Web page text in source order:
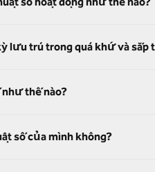
lưu trú trong quá khứ và
thế nào?
số của mình không?